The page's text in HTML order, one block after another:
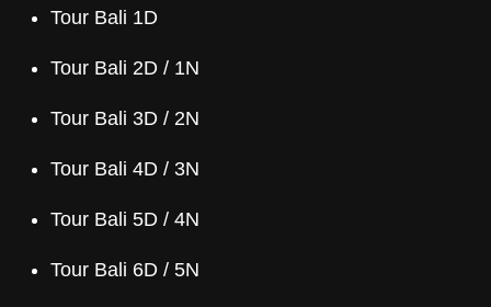
Tour Bali 1D
Tour Bali 2D / 1N
Tour Bali 3D / 2N
Tour Bali 4D / 3N
Tour Bali 5D / 4N
Tour Bali 6D / 5N